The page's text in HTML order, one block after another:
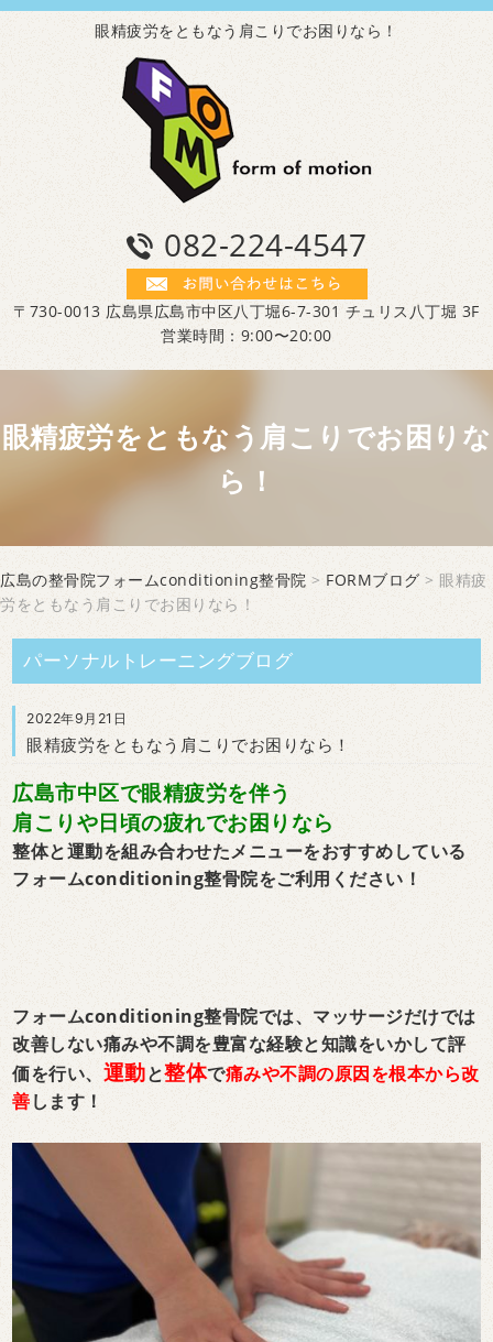
眼精疲労をともなう肩こりでお困りなら！
082-224-4547
〒730-0013 広島県広島市中区八丁堀6-7-301 チュリス八丁堀 3F
営業時間：9:00〜20:00
眼精疲労をともなう肩こりでお困りな
ら！
広島の整骨院フォームconditioning整骨院 > FORMブログ > 眼精疲
労をともなう肩こりでお困りなら！
パーソナルトレーニングブログ
2022年9月21日
眼精疲労をともなう肩こりでお困りなら！
広島市中区で眼精疲労を伴う
肩こりや日頃の疲れでお困りなら
整体と運動を組み合わせたメニューをおすすめしている
フォームconditioning整骨院をご利用ください！
フォームconditioning整骨院では、 マッサージだけでは
改善しない痛みや不調を豊富な経験と知識をいかして評
価を行い、 運動と整体で痛みや不調の原因を根本から改
善します！